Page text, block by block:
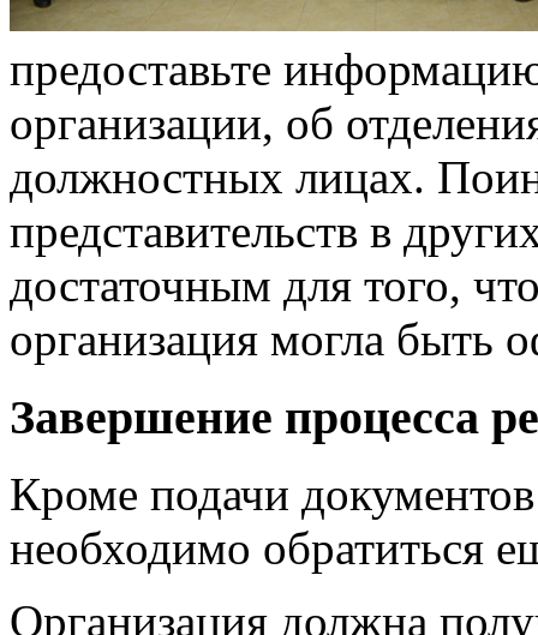
предоставьте
организации, об
должностных лицах.
представительств в
достаточным для того,
организация могла быть
Завершение процесса
Кроме подачи
необходимо обратиться
Организация должна